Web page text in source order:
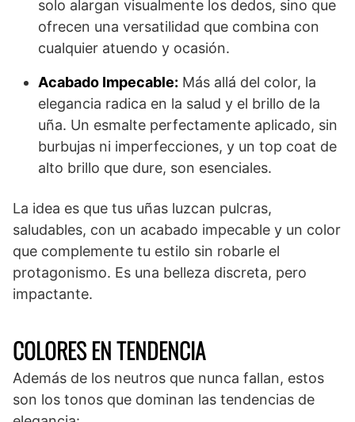
solo alargan visualmente los dedos, sino que
ofrecen una versatilidad que combina con
cualquier atuendo y ocasión.
Acabado Impecable: Más allá del color, la
elegancia radica en la salud y el brillo de la
uña. Un esmalte perfectamente aplicado, sin
burbujas ni imperfecciones, y un top coat de
alto brillo que dure, son esenciales.
La idea es que tus uñas luzcan pulcras,
saludables, con un acabado impecable y un color
que complemente tu estilo sin robarle el
protagonismo. Es una belleza discreta, pero
impactante.
COLORES EN TENDENCIA
Además de los neutros que nunca fallan, estos
son los tonos que dominan las tendencias de